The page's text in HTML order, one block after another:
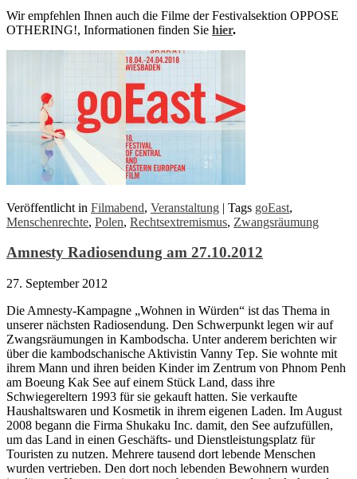
Wir empfehlen Ihnen auch die Filme der Festivalsektion OPPOSE
OTHERING!, Informationen finden Sie hier.
Veröffentlicht in Filmabend, Veranstaltung | Tags goEast,
Menschenrechte, Polen, Rechtsextremismus, Zwangsräumung
Amnesty Radiosendung am 27.10.2012
27. September 2012
Die Amnesty-Kampagne „Wohnen in Würden“ ist das Thema in
unserer nächsten Radiosendung. Den Schwerpunkt legen wir auf
Zwangsräumungen in Kambodscha. Unter anderem berichten wir
über die kambodschanische Aktivistin Vanny Tep. Sie wohnte mit
ihrem Mann und ihren beiden Kinder im Zentrum von Phnom Penh
am Boeung Kak See auf einem Stück Land, dass ihre
Schwiegereltern 1993 für sie gekauft hatten. Sie verkaufte
Haushaltswaren und Kosmetik in ihrem eigenen Laden. Im August
2008 begann die Firma Shukaku Inc. damit, den See aufzufüllen,
um das Land in einen Geschäfts- und Dienstleistungsplatz für
Touristen zu nutzen. Mehrere tausend dort lebende Menschen
wurden vertrieben. Den dort noch lebenden Bewohnern wurden